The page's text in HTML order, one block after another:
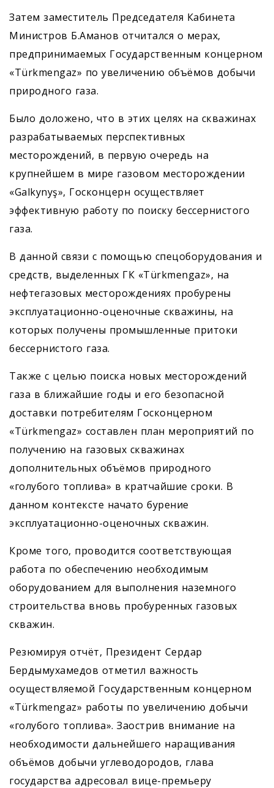
Затем заместитель Председателя Кабинета
Министров Б.Аманов отчитался о мерах,
предпринимаемых Государственным концерном
«Türkmengaz» по увеличению объёмов добычи
природного газа.
Было доложено, что в этих целях на скважинах
разрабатываемых перспективных
месторождений, в первую очередь на
крупнейшем в мире газовом месторождении
«Galkynyş», Госконцерн осуществляет
эффективную работу по поиску бессернистого
газа.
В данной связи с помощью спецоборудования и
средств, выделенных ГК «Türkmengaz», на
нефтегазовых месторождениях пробурены
эксплуатационно-оценочные скважины, на
которых получены промышленные притоки
бессернистого газа.
Также с целью поиска новых месторождений
газа в ближайшие годы и его безопасной
доставки потребителям Госконцерном
«Türkmengaz» составлен план мероприятий по
получению на газовых скважинах
дополнительных объёмов природного
«голубого топлива» в кратчайшие сроки. В
данном контексте начато бурение
эксплуатационно-оценочных скважин.
Кроме того, проводится соответствующая
работа по обеспечению необходимым
оборудованием для выполнения наземного
строительства вновь пробуренных газовых
скважин.
Резюмируя отчёт, Президент Сердар
Бердымухамедов отметил важность
осуществляемой Государственным концерном
«Türkmengaz» работы по увеличению добычи
«голубого топлива». Заострив внимание на
необходимости дальнейшего наращивания
объёмов добычи углеводородов, глава
государства адресовал вице-премьеру